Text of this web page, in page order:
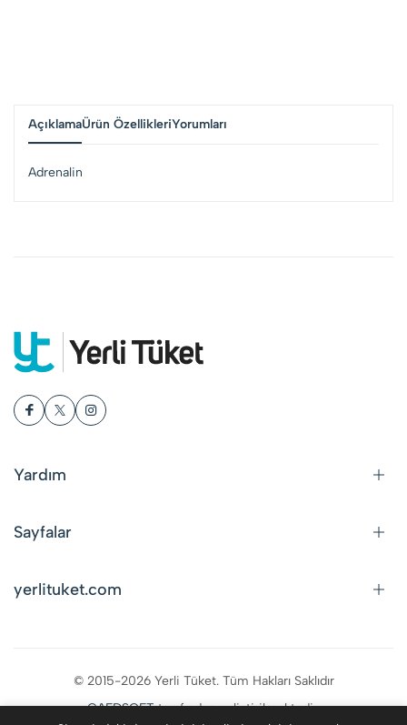
AçıklamaÜrün ÖzellikleriYorumları
Adrenalin
Yardım
Sayfalar
yerlituket.com
© 2015-2026 Yerli Tüket. Tüm Hakları Saklıdır
CAFDSOFTtarafından geliştirilmektedir.